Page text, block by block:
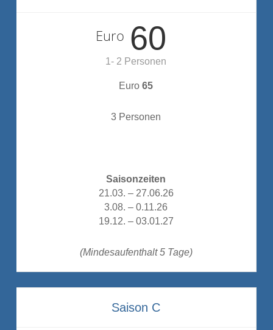
Euro60
1- 2 Personen
Euro65
3 Personen
Saisonzeiten
21.03. – 27.06.26
3.08. – 0.11.26
19.12. – 03.01.27
(Mindesaufenthalt 5 Tage)
Saison C